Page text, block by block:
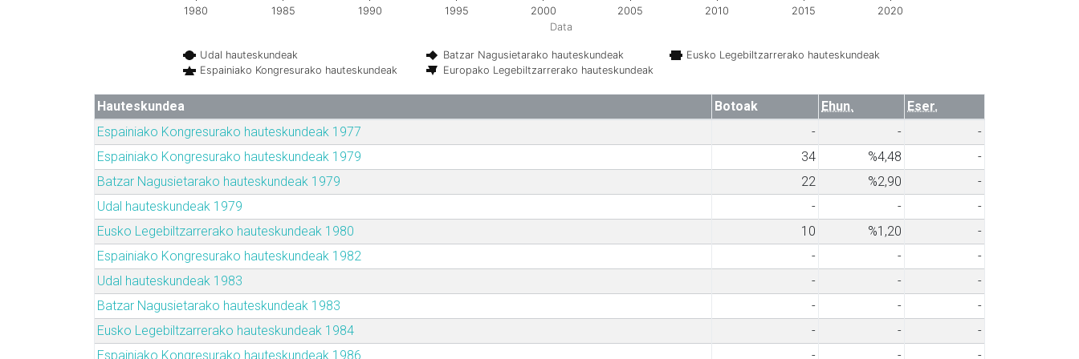
Data
Udal hauteskundeak Batzar Nagusietarako hauteskundeak
Eusko Legebiltzarrerako hauteskundeak
Espainiako Kongresurako hauteskundeak
Europako Legebiltzarrerako hauteskundeak
1980 1985 1990 1995 2000 2005 2010 2015 2020
Hauteskundea Botoak Ehun.
Eser.
Espainiako Kongresurako hauteskundeak 1977
- -
-
Espainiako Kongresurako hauteskundeak 1979
34 %4,48
-
Batzar Nagusietarako hauteskundeak 1979
22 %2,90
-
Udal hauteskundeak 1979
- -
-
Eusko Legebiltzarrerako hauteskundeak 1980
10 %1,20
-
Espainiako Kongresurako hauteskundeak 1982
- -
-
Udal hauteskundeak 1983
- -
-
Batzar Nagusietarako hauteskundeak 1983
- -
-
Eusko Legebiltzarrerako hauteskundeak 1984
- -
-
Espainiako Kongresurako hauteskundeak 1986
- - -